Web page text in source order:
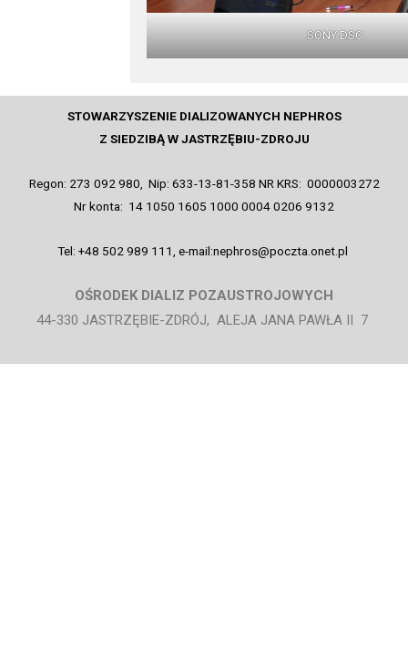
SONY DSC
STOWARZYSZENIE DIALIZOWANYCH NEPHROS
Z SIEDZIBĄ W JASTRZĘBIU-ZDROJU
Regon: 273 092 980, Nip: 633-13-81-358 NR KRS: 0000003272
Nr konta: 14 1050 1605 1000 0004 0206 9132
Tel: +48 502 989 111, e-mail:nephros@poczta.onet.pl
OŚRODEK DIALIZ POZAUSTROJOWYCH
44-330 JASTRZĘBIE-ZDRÓJ, ALEJA JANA PAWŁA II 7